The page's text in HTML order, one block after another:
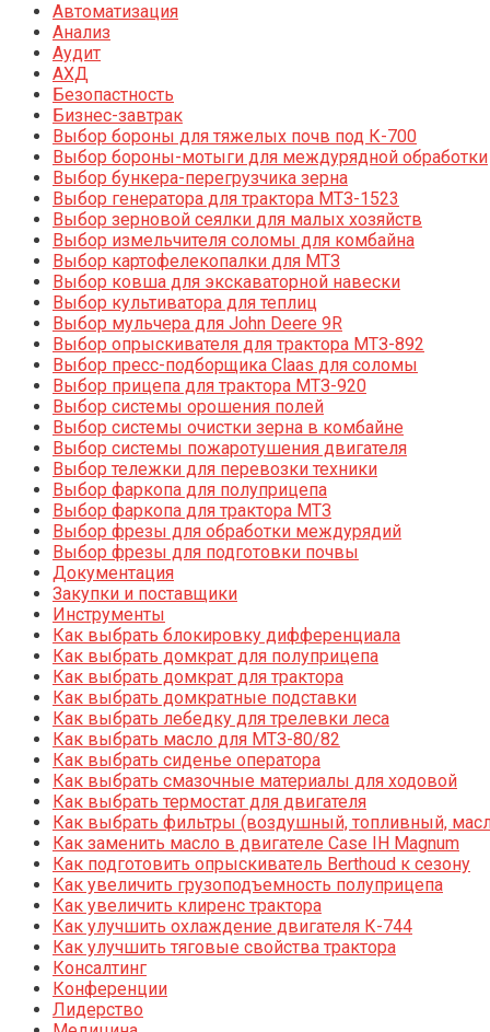
Автоматизация
Анализ
Аудит
АХД
Безопастность
Бизнес-завтрак
Выбор бороны для тяжелых почв под К-700
Выбор бороны-мотыги для междурядной обработки
Выбор бункера-перегрузчика зерна
Выбор генератора для трактора МТЗ-1523
Выбор зерновой сеялки для малых хозяйств
Выбор измельчителя соломы для комбайна
Выбор картофелекопалки для МТЗ
Выбор ковша для экскаваторной навески
Выбор культиватора для теплиц
Выбор мульчера для John Deere 9R
Выбор опрыскивателя для трактора МТЗ-892
Выбор пресс-подборщика Claas для соломы
Выбор прицепа для трактора МТЗ-920
Выбор системы орошения полей
Выбор системы очистки зерна в комбайне
Выбор системы пожаротушения двигателя
Выбор тележки для перевозки техники
Выбор фаркопа для полуприцепа
Выбор фаркопа для трактора МТЗ
Выбор фрезы для обработки междурядий
Выбор фрезы для подготовки почвы
Документация
Закупки и поставщики
Инструменты
Как выбрать блокировку дифференциала
Как выбрать домкрат для полуприцепа
Как выбрать домкрат для трактора
Как выбрать домкратные подставки
Как выбрать лебедку для трелевки леса
Как выбрать масло для МТЗ-80/82
Как выбрать сиденье оператора
Как выбрать смазочные материалы для ходовой
Как выбрать термостат для двигателя
Как выбрать фильтры (воздушный, топливный,
Как заменить масло в двигателе Case IH Magnum
Как подготовить опрыскиватель Berthoud к сезону
Как увеличить грузоподъемность полуприцепа
Как увеличить клиренс трактора
Как улучшить охлаждение двигателя К-744
Как улучшить тяговые свойства трактора
Консалтинг
Конференции
Лидерство